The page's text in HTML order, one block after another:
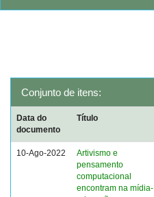
Conjunto de itens:
Data do
documento
Título
10-Ago-2022
Artivismo e
pensamento
computacional
encontram na mídia-